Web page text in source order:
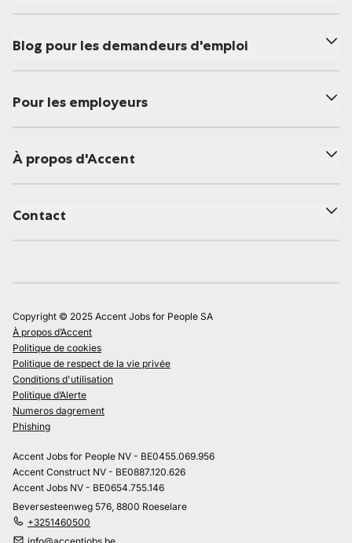
Blog pour les demandeurs d'emploi
Pour les employeurs
À propos d'Accent
Contact
Copyright © 2025 Accent Jobs for People SA
À propos d’Accent
Politique de cookies
Politique de respect de la vie privée
Conditions d'utilisation
Politique d’Alerte
Numeros dagrement
Phishing
Accent Jobs for People NV - BE0455.069.956
Accent Construct NV - BE0887.120.626
Accent Jobs NV - BE0654.755.146
Beversesteenweg 576, 8800 Roeselare
+3251460500